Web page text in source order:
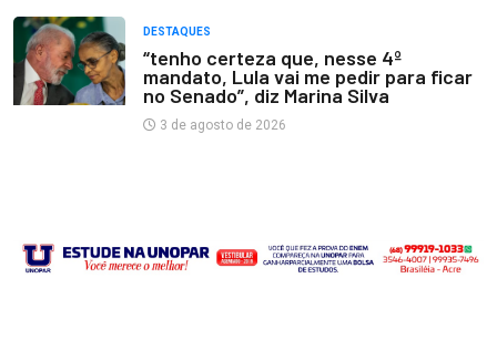
DESTAQUES
“tenho certeza que, nesse 4º
mandato, Lula vai me pedir para ficar
no Senado”, diz Marina Silva
3 de agosto de 2026